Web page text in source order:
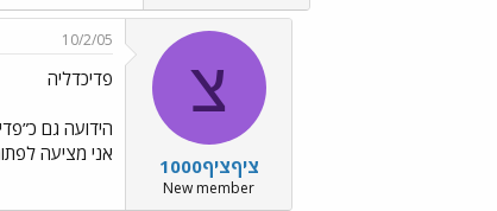
צ
ציףציף1000
New member
10/2/05
פדיכדליה
אני מציעה